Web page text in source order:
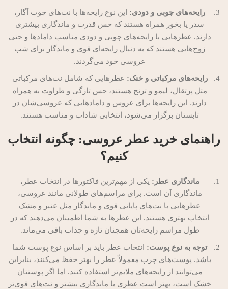
رایحه‌های چوبی و دودی: این نوع رایحه‌ها با نت‌های چوب آگار،
سدر یا بخور همراه هستند که حس قدرت و ماندگاری بیشتری
دارند. عطرهایی با رایحه‌های چوبی و دودی مناسب دامادها و حتی
زوج‌هایی هستند که به دنبال رایحه‌ای قوی و ماندگار برای شب
عروسی خود می‌گردند.
رایحه‌های مرکباتی و خنک: عطرهایی که شامل نت‌های مرکباتی
مثل پرتقال، لیمو و ترنج هستند، حس تازگی و طراوت به همراه
دارند. این رایحه‌ها برای عروس و دامادهایی که عروسی‌شان در
تابستان برگزار می‌شود، انتخابی شاداب و مناسب هستند.
راهنمای خرید عطر عروسی: چگونه انتخاب
کنیم؟
ماندگاری عطر: یکی از مهم‌ترین فاکتورها در انتخاب عطر،
ماندگاری آن است. برای مراسم‌های طولانی مانند عروسی،
عطرهایی با نت‌های پایانی قوی و ماندگار مثل عنبر و مشک
انتخاب بهتری هستند. این عطرها به شما اطمینان می‌دهند که در
طول مراسم رایحه‌تان همچنان تازه و جذاب باقی می‌ماند.
توجه به نوع پوست: انتخاب عطر باید بر اساس نوع پوست شما
باشد. پوست‌های چرب معمولاً عطر را بهتر حفظ می‌کنند، بنابراین
می‌توانند از رایحه‌های ملایم‌تر استفاده کنند. اما اگر پوستتان
خشک است، بهتر است عطری با ماندگاری بیشتر و نت‌های قوی‌تر